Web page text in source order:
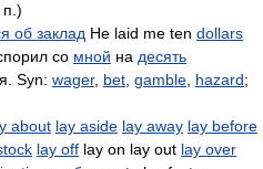
п.)
об заклад He laid me ten dollars
со мной на десять
Syn: wager, bet gamble hazard;
about lay aside lay away lay before
lay off lay on lay out lay over